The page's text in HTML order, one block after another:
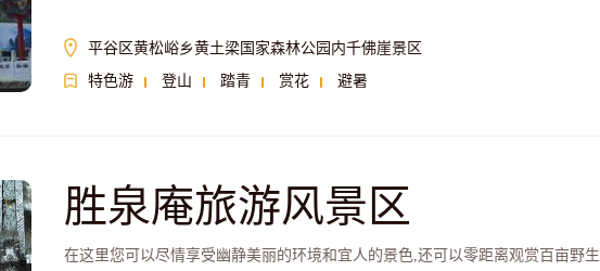
平谷区黄松峪乡黄土梁国家森林公园内千佛崖景区
特色游
登山 踏青 赏花 避暑
胜泉庵旅游风景区
在这里您可以尽情享受幽静美丽的环境和宜人的景色,还可以零距离观赏百亩野